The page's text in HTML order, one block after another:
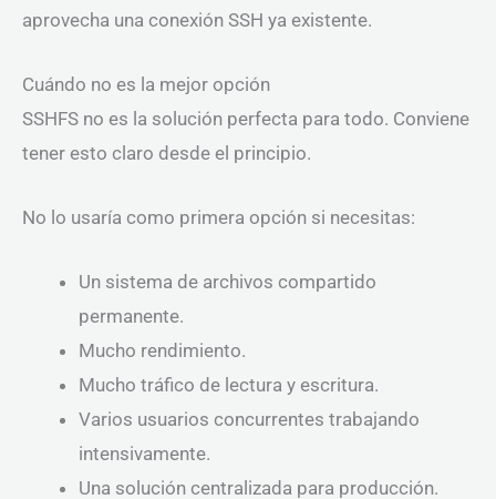
aprovecha una conexión SSH ya existente.
Cuándo no es la mejor opción
SSHFS no es la solución perfecta para todo. Conviene
tener esto claro desde el principio.
No lo usaría como primera opción si necesitas:
Un sistema de archivos compartido
permanente.
Mucho rendimiento.
Mucho tráfico de lectura y escritura.
Varios usuarios concurrentes trabajando
intensivamente.
Una solución centralizada para producción.